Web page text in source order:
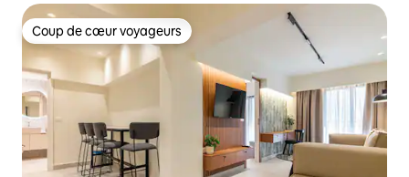
Coup de cœur voyageurs
Coup de cœur voyageurs